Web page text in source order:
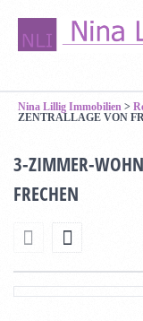
Nina Lillig Immobilien >
ZENTRALLAGE VON
3-ZIMMER-
FRECHEN